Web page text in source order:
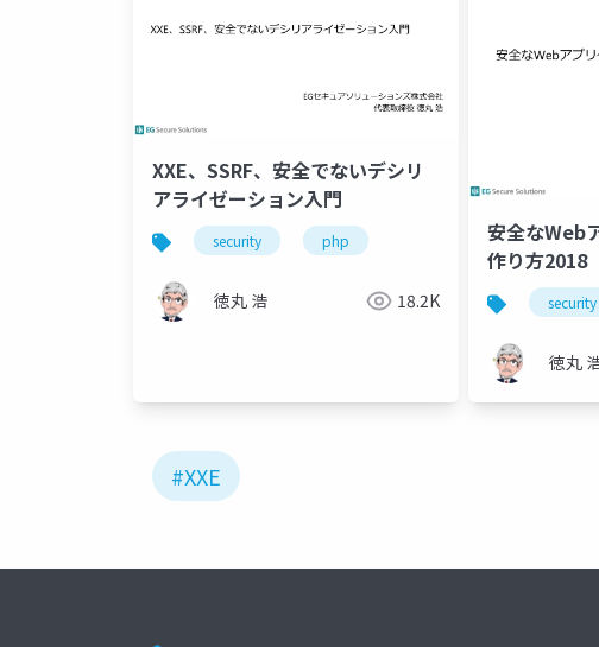
XXE、SSRF、安全でないデシリ
アライゼーション入門
security php
徳丸 浩 18.2K
安全なWeb
作り方2018
security
徳丸
#XXE